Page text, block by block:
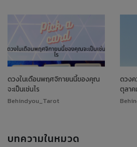
ดวงในเดือนพฤศจิกายนนี้ของคุณ
จะเป็นเช่นไร
Behindyou_Tarot
ดวงค
ตุลาค
บทความในหมวด